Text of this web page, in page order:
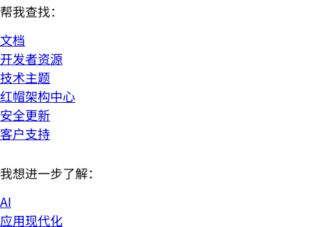
帮我查找：
文档
开发者资源
技术主题
红帽架构中心
安全更新
客户支持
我想进一步了解：
AI
应用现代化